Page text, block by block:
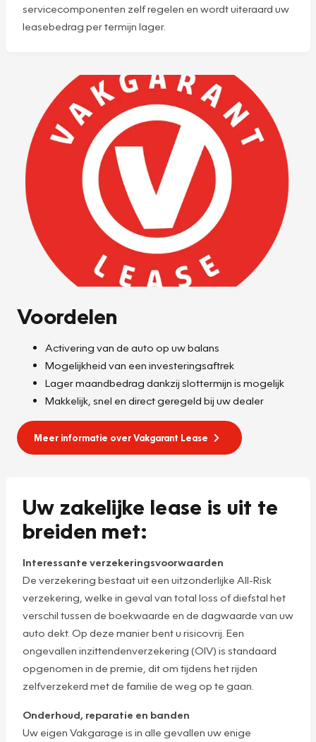
servicecomponenten zelf regelen en wordt uiteraard uw
leasebedrag per termijn lager.
Voordelen
Activering van de auto op uw balans
Mogelijkheid van een investeringsaftrek
Lager maandbedrag dankzij slottermijn is mogelijk
Makkelijk, snel en direct geregeld bij uw dealer
Meer informatie over Vakgarant Lease
Uw zakelijke lease is uit te
breiden met:
Interessante verzekeringsvoorwaarden
De verzekering bestaat uit een uitzonderlijke All-Risk
verzekering, welke in geval van total loss of diefstal het
verschil tussen de boekwaarde en de dagwaarde van uw
auto dekt. Op deze manier bent u risicovrij. Een
ongevallen inzittendenverzekering (OIV) is standaard
opgenomen in de premie, dit om tijdens het rijden
zelfverzekerd met de familie de weg op te gaan.
Onderhoud, reparatie en banden
Uw eigen Vakgarage is in alle gevallen uw enige